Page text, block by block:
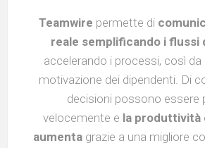
Teamwire permette di
reale semplificando i flussi
accelerando i processi, così da
motivazione dei dipendenti. Di
decisioni possono essere
velocemente e la produttività
aumenta grazie a una migliore